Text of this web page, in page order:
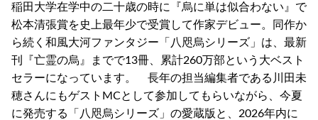
稲田大学在学中の二十歳の時に『烏に単は似合わない』で
松本清張賞を史上最年少で受賞して作家デビュー。同作か
ら続く和風大河ファンタジー「八咫烏シリーズ」は、最新
刊『亡霊の烏』までで13冊、累計260万部という大ベスト
セラーになっています。 長年の担当編集者である川田未
穂さんにもゲストMCとして参加してもらいながら、今夏
に発売する「八咫烏シリーズ」の愛蔵版と、2026年内に